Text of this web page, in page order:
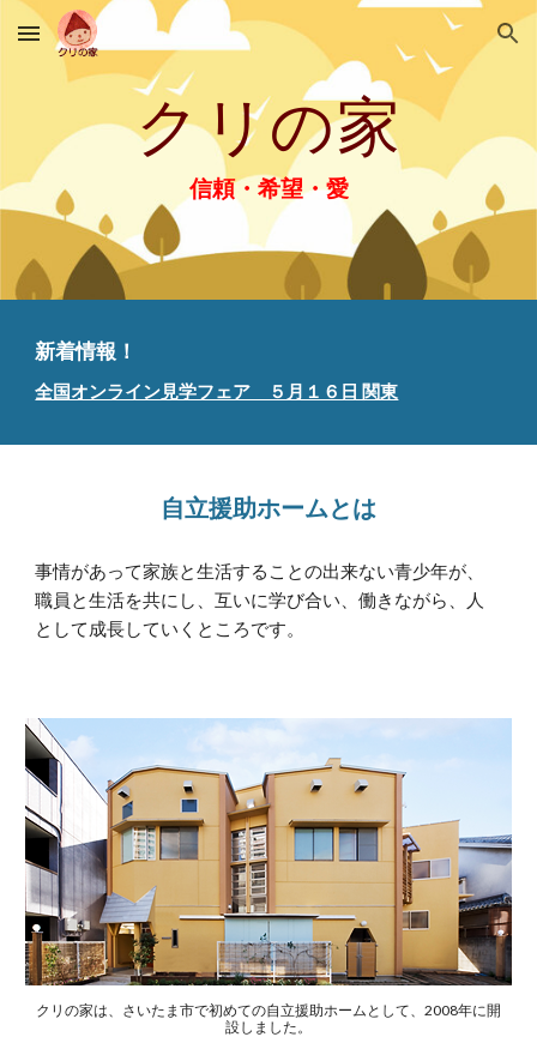
Skip to main content Skip to navigation
クリの家
信頼・希望・愛
新着情報！
全国オンライン見学フェア ５月１６日 関東
自立援助ホームとは
事情があって家族と生活することの出来ない青少年が、
職員と生活を共にし、互いに学び合い、働きながら、人
として成長していくところです。
クリの家は、さいたま市で初めての自立援助ホームとして、2008年に開
設しました。